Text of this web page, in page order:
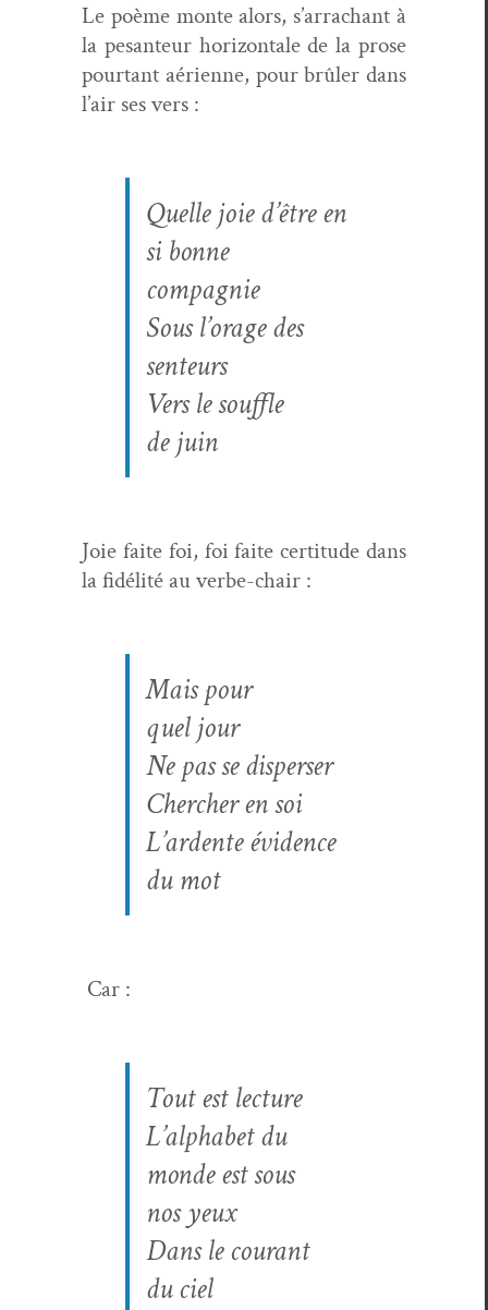
Le poème monte alors, s’ar­rachant à
la pesan­teur hor­i­zon­tale de la prose
pour­tant aéri­enne, pour brûler dans
l’air ses vers :
Quelle joie d’être en
si bonne
compagnie
Sous l’or­age des
senteurs
Vers le souf­fle
de juin
Joie faite foi, foi faite cer­ti­tude dans
la fidél­ité au verbe-chair :
Mais pour
quel jour
Ne pas se disperser
Chercher en soi
L’ar­dente évi­dence
du mot
Car :
Tout est lecture
L’al­pha­bet du
monde est sous
nos yeux
Dans le courant
du ciel